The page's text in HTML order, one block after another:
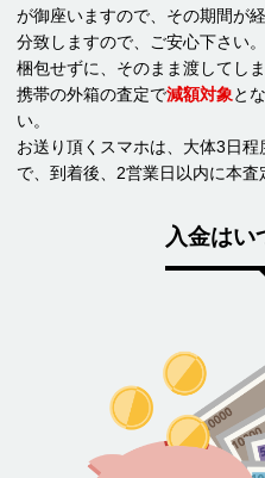
が御座いますので、その期間が
分致しますので、ご安心下さい。
梱包せずに、そのまま渡してし
携帯の外箱の査定で減額対象と
い。
お送り頂くスマホは、大体3日
で、到着後、2営業日以内に本査
入金はい